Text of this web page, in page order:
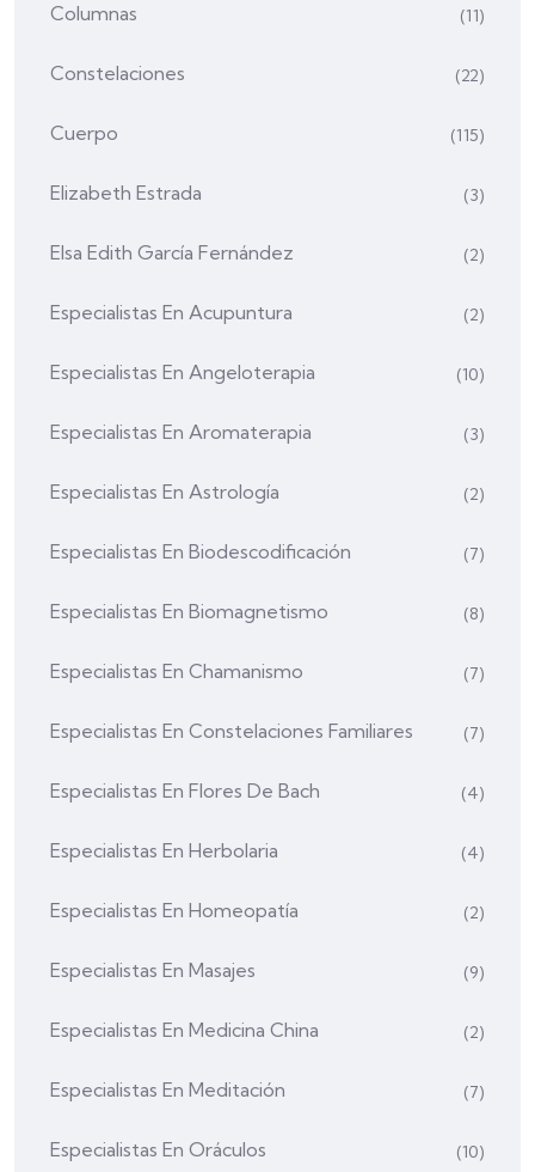
Columnas (11)
Constelaciones (22)
Cuerpo (115)
Elizabeth Estrada (3)
Elsa Edith García Fernández (2)
Especialistas En Acupuntura (2)
Especialistas En Angeloterapia (10)
Especialistas En Aromaterapia (3)
Especialistas En Astrología (2)
Especialistas En Biodescodificación (7)
Especialistas En Biomagnetismo (8)
Especialistas En Chamanismo (7)
Especialistas En Constelaciones Familiares (7)
Especialistas En Flores De Bach (4)
Especialistas En Herbolaria (4)
Especialistas En Homeopatía (2)
Especialistas En Masajes (9)
Especialistas En Medicina China (2)
Especialistas En Meditación (7)
Especialistas En Oráculos (10)